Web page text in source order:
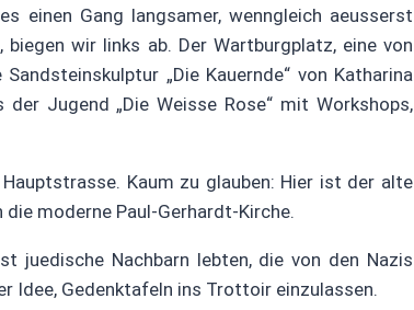
einen Gang langsamer, wenngleich aeusserst
wir links ab. Der Wartburgplatz, eine von
„Die Kauernde“ von Katharina
Jugend „Die Weisse Rose“ mit Workshops,
Kaum zu glauben: Hier ist der alte
moderne Paul-Gerhardt-Kirche.
juedische Nachbarn lebten, die von den Nazis
Idee, Gedenktafeln ins Trottoir einzulassen.